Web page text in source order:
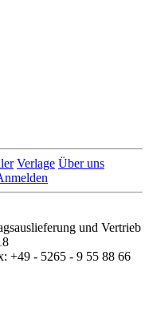
Verlage Über uns
und Vertrieb
+49 - 5265 - 9 55 88 66